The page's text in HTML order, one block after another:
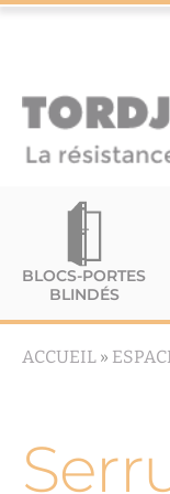
BLOCS-PORTES
BLINDÉS
ACCUEIL »